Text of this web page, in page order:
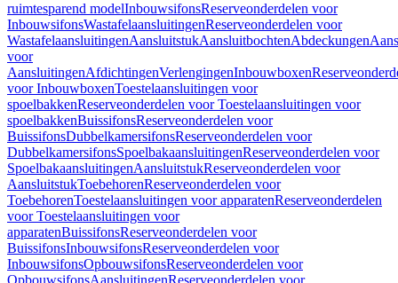
ruimtesparend modelInbouwsifonsReserveonderdelen voor
InbouwsifonsWastafelaansluitingenReserveonderdelen voor
WastafelaansluitingenAansluitstukAansluitbochtenAbdeckungen
voor
AansluitingenAfdichtingenVerlengingenInbouwboxen
voor InbouwboxenToestelaansluitingen voor
spoelbakkenReserveonderdelen voor Toestelaansluitingen voor
spoelbakkenBuissifonsReserveonderdelen voor
BuissifonsDubbelkamersifonsReserveonderdelen voor
DubbelkamersifonsSpoelbakaansluitingenReserveonderdelen voor
SpoelbakaansluitingenAansluitstukReserveonderdelen voor
AansluitstukToebehorenReserveonderdelen voor
ToebehorenToestelaansluitingen voor apparatenReserveonderdelen
voor Toestelaansluitingen voor
apparatenBuissifonsReserveonderdelen voor
BuissifonsInbouwsifonsReserveonderdelen voor
InbouwsifonsOpbouwsifonsReserveonderdelen voor
OpbouwsifonsAansluitingenReserveonderdelen voor